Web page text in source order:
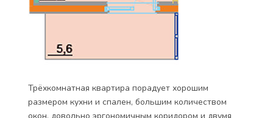
Трёхкомнатная квартира порадует хорошим
размером кухни и спален, большим количеством